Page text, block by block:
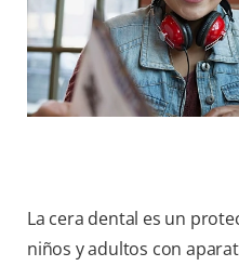
La cera dental es un
niños y adultos con